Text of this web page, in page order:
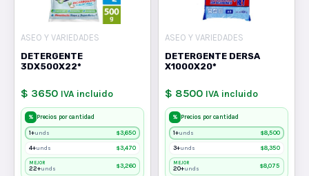
ASEO Y VARIEDADES
DETERGENTE
3DX500X22*
$ 3650 IVA incluido
% Precios por cantidad
1+unds $3,650
4+unds $3,470
MEJOR
22+unds $3,260
ASEO Y VARIEDADES
DETERGENTE DERSA
X1000X20*
$ 8500 IVA incluido
% Precios por cantidad
1+unds $8,500
3+unds $8,350
MEJOR
20+unds $8,075